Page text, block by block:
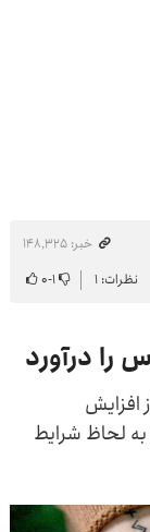
خبر: ۱۴۸٬۳۲۵
نظرات: ۱ ۱-۰
درآورد
افزایش
لحاظ شرایط